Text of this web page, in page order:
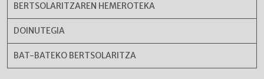
BERTSOLARITZAREN HEMEROTEKA
DOINUTEGIA
BAT-BATEKO BERTSOLARITZA